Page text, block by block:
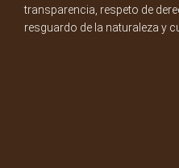
transparencia, respeto de
resguardo de la naturaleza y